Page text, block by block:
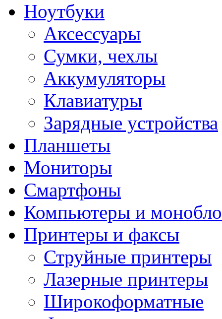
Ноутбуки
Аксессуары
Сумки, чехлы
Аккумуляторы
Клавиатуры
Зарядные устройства
Планшеты
Мониторы
Смартфоны
Компьютеры и
Принтеры и факсы
Струйные принтеры
Лазерные принтеры
Широкоформатные